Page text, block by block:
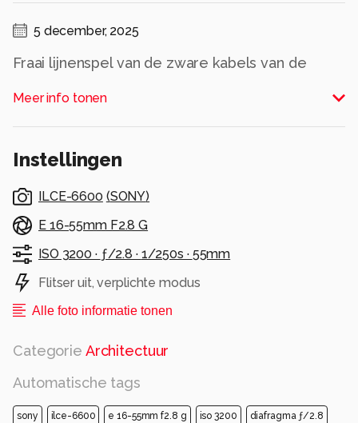
5 december, 2025
Fraai lijnenspel van de zware kabels van de
Was weer een leuke ervaring om dit zo op de
foto te zetten
Alle rechten voorbehouden
Meer info tonen
Instellingen
ILCE-6600 (SONY)
E 16-55mm F2.8 G
ISO 3200 · ƒ/2.8 · 1/250s · 55mm
Flitser uit, verplichte modus
Alle foto informatie tonen
Categorie Architectuur
Automatische tags
sony ilce-6600 e 16-55mm f2.8 g iso 3200 diafragma ƒ/2.8